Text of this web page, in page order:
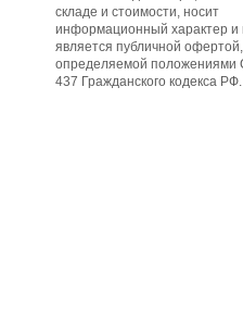
складе и стоимости, носит
информационный характер и
является публичной офертой,
определяемой положениями
437 Гражданского кодекса РФ.